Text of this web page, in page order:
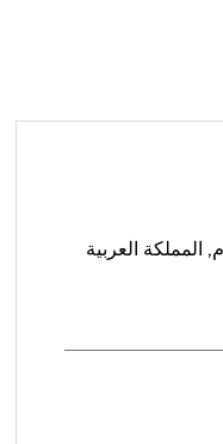
, المملكة العربية